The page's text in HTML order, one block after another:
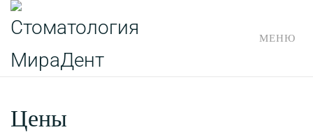
к
содержимому
МЕНЮ
Цены